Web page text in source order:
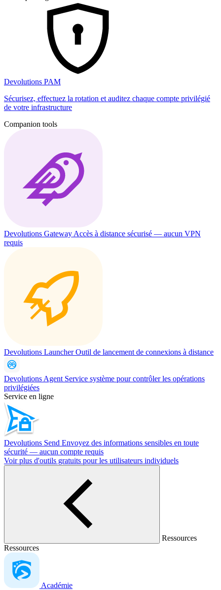
Devolutions PAM
Sécurisez, effectuez la rotation et auditez chaque compte privilégié
de votre infrastructure
Companion tools
Devolutions Gateway Accès à distance sécurisé — aucun VPN
requis
Devolutions LauncherOutil de lancement de connexions à distance
Devolutions Agent Service système pour contrôler les opérations
privilégiées
Service en ligne
Devolutions Send Envoyez des informations sensibles en toute
sécurité — aucun compte requis
Voir plus d'outils gratuits pour les utilisateurs individuels
Ressources
Ressources
Académie